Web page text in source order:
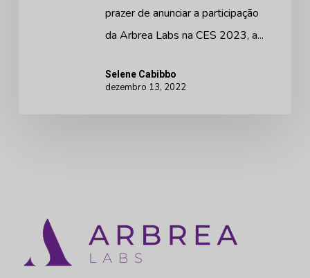
prazer de anunciar a participação
da Arbrea Labs na CES 2023, a...
Selene Cabibbo
dezembro 13, 2022